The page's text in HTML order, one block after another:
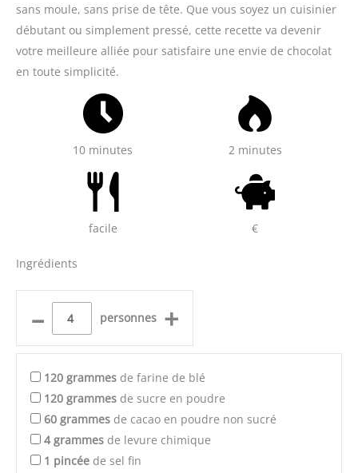
sans moule, sans prise de tête. Que vous soyez un cuisinier
débutant ou simplement pressé, cette recette va devenir
votre meilleure alliée pour satisfaire une envie de chocolat
en toute simplicité.
10 minutes 2 minutes
facile €
Ingrédients
– personnes +
120 grammes de farine de blé
120 grammes de sucre en poudre
60 grammes de cacao en poudre non sucré
4 grammes de levure chimique
1 pincée de sel fin